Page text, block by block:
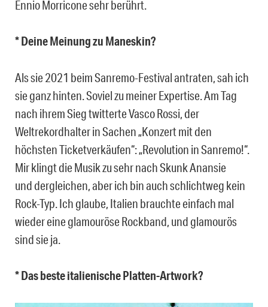
Ennio Morricone sehr berührt.
* Deine Meinung zu Maneskin?
Als sie 2021 beim Sanremo-Festival antraten, sah ich
sie ganz hinten. Soviel zu meiner Expertise. Am Tag
nach ihrem Sieg twitterte Vasco Rossi, der
Weltrekordhalter in Sachen „Konzert mit den
höchsten Ticketverkäufen“: „Revolution in Sanremo!“.
Mir klingt die Musik zu sehr nach Skunk Anansie
und dergleichen, aber ich bin auch schlichtweg kein
Rock-Typ. Ich glaube, Italien brauchte einfach mal
wieder eine glamouröse Rockband, und glamourös
sind sie ja.
* Das beste italienische Platten-Artwork?